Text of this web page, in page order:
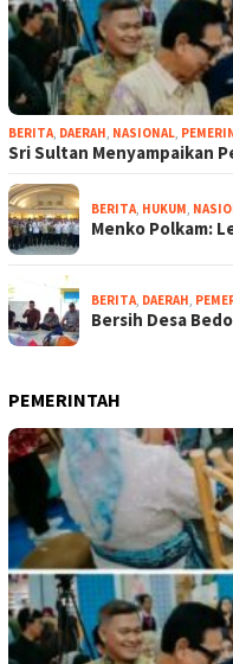
BERITA, DAERAH, NASIONAL,
Sri Sultan Menyampaikan
BERITA, HUKUM,
Menko Polkam:
BERITA, DAERAH,
Bersih Desa
PEMERINTAH